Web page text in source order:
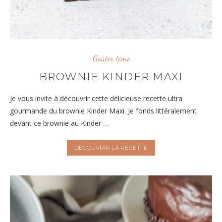
Goûter time
BROWNIE KINDER MAXI
Je vous invite à découvrir cette délicieuse recette ultra
gourmande du brownie Kinder Maxi. Je fonds littéralement
devant ce brownie au Kinder …
DÉCOUVRIR LA RECETTE